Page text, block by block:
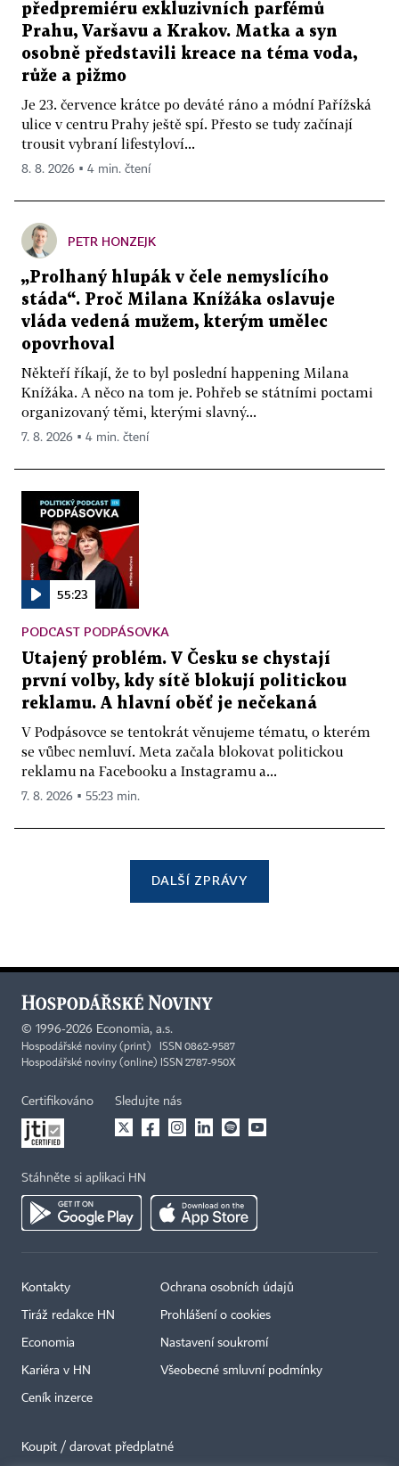
předpremiéru exkluzivních parfémů
Prahu, Varšavu a Krakov. Matka a syn
osobně představili kreace na téma voda,
růže a pižmo
Je 23. července krátce po deváté ráno a módní Pařížská
ulice v centru Prahy ještě spí. Přesto se tudy začínají
trousit vybraní lifestyloví...
8. 8. 2026 ▪ 4 min. čtení
PETR HONZEJK
„Prolhaný hlupák v čele nemyslícího
stáda“. Proč Milana Knížáka oslavuje
vláda vedená mužem, kterým umělec
opovrhoval
Někteří říkají, že to byl poslední happening Milana
Knížáka. A něco na tom je. Pohřeb se státními poctami
organizovaný těmi, kterými slavný...
7. 8. 2026 ▪ 4 min. čtení
55:23
PODCAST PODPÁSOVKA
Utajený problém. V Česku se chystají
první volby, kdy sítě blokují politickou
reklamu. A hlavní oběť je nečekaná
V Podpásovce se tentokrát věnujeme tématu, o kterém
se vůbec nemluví. Meta začala blokovat politickou
reklamu na Facebooku a Instagramu a...
7. 8. 2026 ▪ 55:23 min.
DALŠÍ ZPRÁVY
© 1996-2026 Economia, a.s.
Hospodářské noviny (print) ISSN 0862-9587
Hospodářské noviny (online) ISSN 2787-950X
Certifikováno Sledujte nás
Stáhněte si aplikaci HN
Kontakty
Tiráž redakce HN
Economia
Kariéra v HN
Ceník inzerce
Ochrana osobních údajů
Prohlášení o cookies
Nastavení soukromí
Všeobecné smluvní podmínky
Koupit / darovat předplatné